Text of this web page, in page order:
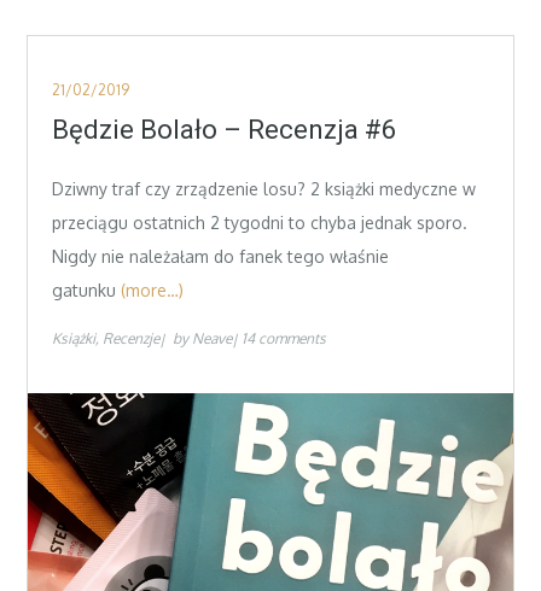
Posted
on
21/02/2019
Będzie Bolało – Recenzja #6
Dziwny traf czy zrządzenie losu? 2 książki medyczne w
przeciągu ostatnich 2 tygodni to chyba jednak sporo.
Nigdy nie należałam do fanek tego właśnie
gatunku (more…)
Książki Recenzje by Neave 14 comments